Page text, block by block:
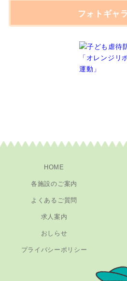
フォトギャ
HOME
各施設のご案内
よくあるご質問
求人案内
おしらせ
プライバシーポリシー